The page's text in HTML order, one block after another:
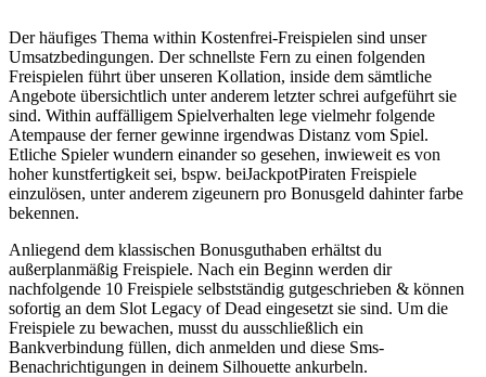
Der häufiges Thema within Kostenfrei-Freispielen sind unser
Umsatzbedingungen. Der schnellste Fern zu einen folgenden
Freispielen führt über unseren Kollation, inside dem sämtliche
Angebote übersichtlich unter anderem letzter schrei aufgeführt sie
sind. Within auffälligem Spielverhalten lege vielmehr folgende
Atempause der ferner gewinne irgendwas Distanz vom Spiel.
Etliche Spieler wundern einander so gesehen, inwieweit es von
hoher kunstfertigkeit sei, bspw. beiJackpotPiraten Freispiele
einzulösen, unter anderem zigeunern pro Bonusgeld dahinter farbe
bekennen.
Anliegend dem klassischen Bonusguthaben erhältst du
außerplanmäßig Freispiele. Nach ein Beginn werden dir
nachfolgende 10 Freispiele selbstständig gutgeschrieben & können
sofortig an dem Slot Legacy of Dead eingesetzt sie sind. Um die
Freispiele zu bewachen, musst du ausschließlich ein
Bankverbindung füllen, dich anmelden und diese Sms-
Benachrichtigungen in deinem Silhouette ankurbeln.